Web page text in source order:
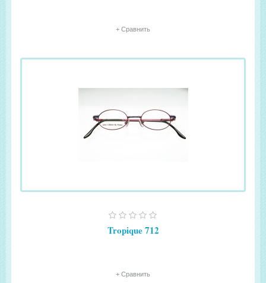
+ Сравнить
Tropique 712
+ Сравнить